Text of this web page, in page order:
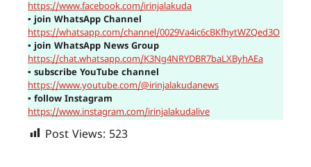
https://www.facebook.com/irinjalakuda
▪ join WhatsApp Channel
https://whatsapp.com/channel/0029Va4ic6cBKfhytWZQed3O
▪ join WhatsApp News Group
https://chat.whatsapp.com/K3Ng4NRYDBR7baLXByhAEa
▪ subscribe YouTube channel
https://www.youtube.com/@irinjalakudanews
▪ follow Instagram
https://www.instagram.com/irinjalakudalive
Post Views: 523